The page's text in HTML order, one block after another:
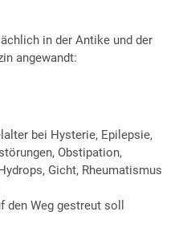
in der Antike und der
angewandt:
bei Hysterie, Epilepsie,
Obstipation,
Gicht, Rheumatismus
den Weg gestreut soll